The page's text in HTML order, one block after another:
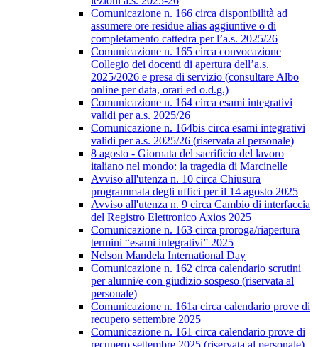
Comunicazione n. 166 circa disponibilità ad
assumere ore residue alias aggiuntive o di
completamento cattedra per l’a.s. 2025/26
Comunicazione n. 165 circa convocazione
Collegio dei docenti di apertura dell’a.s.
2025/2026 e presa di servizio (consultare Albo
online per data, orari ed o.d.g.)
Comunicazione n. 164 circa esami integrativi
validi per a.s. 2025/26
Comunicazione n. 164bis circa esami integrativi
validi per a.s. 2025/26 (riservata al personale)
8 agosto - Giornata del sacrificio del lavoro
italiano nel mondo: la tragedia di Marcinelle
Avviso all'utenza n. 10 circa Chiusura
programmata degli uffici per il 14 agosto 2025
Avviso all'utenza n. 9 circa Cambio di interfaccia
del Registro Elettronico Axios 2025
Comunicazione n. 163 circa proroga/riapertura
termini “esami integrativi” 2025
Nelson Mandela International Day
Comunicazione n. 162 circa calendario scrutini
per alunni/e con giudizio sospeso (riservata al
personale)
Comunicazione n. 161a circa calendario prove di
recupero settembre 2025
Comunicazione n. 161 circa calendario prove di